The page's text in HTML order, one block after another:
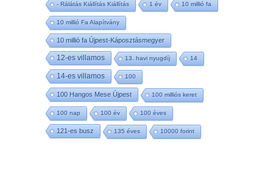
- Rálátás Kiállítás Kiállítás 1 év 10 millió fa
10 millió Fa Alapítvány
10 millió fa Újpest-Káposztásmegyer
12-es villamos 13. havi nyugdíj 14
14-es villamos 100
100 Hangos Mese Újpest 100 milliós keret
100 nap 100 év 100 éves
121-es busz 135 éves 10000 forint